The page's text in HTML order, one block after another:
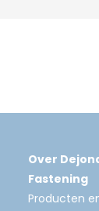
Over
Fastening
Producten